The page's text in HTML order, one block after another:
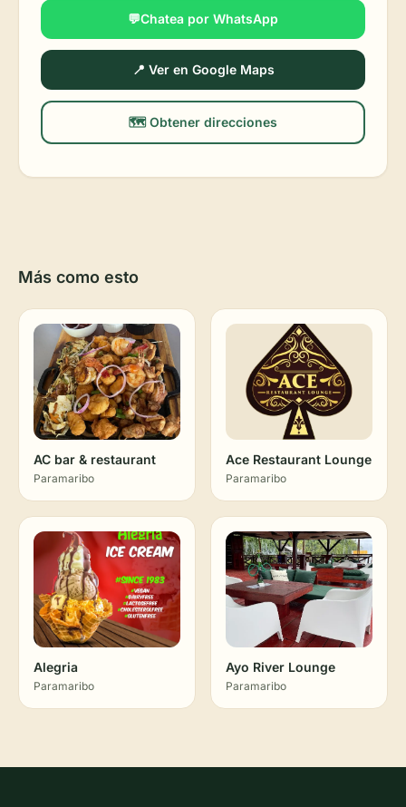
💬Chatea por WhatsApp
📍 Ver en Google Maps
🗺️ Obtener direcciones
Más como esto
AC bar & restaurant
Paramaribo
Ace Restaurant Lounge
Paramaribo
Alegria
Paramaribo
Ayo River Lounge
Paramaribo